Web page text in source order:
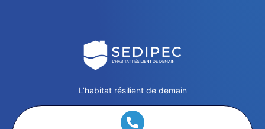
L’habitat résilient de demain